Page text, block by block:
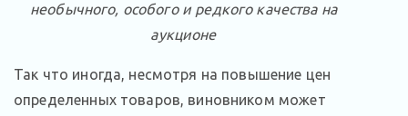
необычного, особого и редкого качества на
аукционе
Так что иногда, несмотря на повышение цен
определенных товаров, виновником может